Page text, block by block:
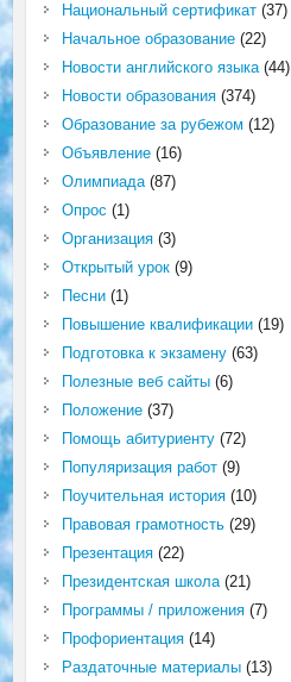
Национальный сертификат(37)
Начальное образование(22)
Новости английского языка(44)
Новости образования(374)
Образование за рубежом (12)
Объявление(16)
Олимпиада(87)
Опрос (1)
Организация(3)
Открытый урок(9)
Песни(1)
Повышение квалификации(19)
Подготовка к экзамену(63)
Полезные веб сайты(6)
Положение(37)
Помощь абитуриенту(72)
Популяризация работ(9)
Поучительная история(10)
Правовая грамотность(29)
Презентация(22)
Президентская школа(21)
Программы / приложения(7)
Профориентация(14)
Раздаточные материалы(13)